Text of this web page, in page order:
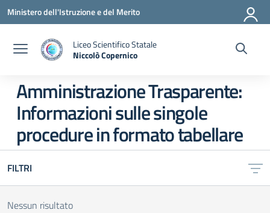
Vai ai contenuti
Vai al menu di navigazione
Vai al footer
Ministero dell'Istruzione e del Merito
Liceo Scientifico Statale
Niccolò Copernico
Amministrazione Trasparente:
Informazioni sulle singole
procedure in formato tabellare
FILTRI
Nessun risultato